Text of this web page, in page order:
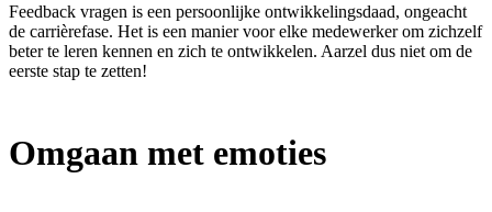
Feedback vragen is een persoonlijke ontwikkelingsdaad, ongeacht
de carrièrefase. Het is een manier voor elke medewerker om zichzelf
beter te leren kennen en zich te ontwikkelen. Aarzel dus niet om de
eerste stap te zetten!
Omgaan met emoties